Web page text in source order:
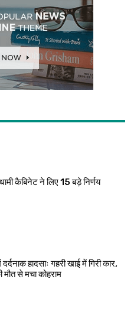
कैबिनेट ने लिए 15 बड़े निर्णय
हादसाः गहरी खाई में गिरी कार,
मौत से मचा कोहराम